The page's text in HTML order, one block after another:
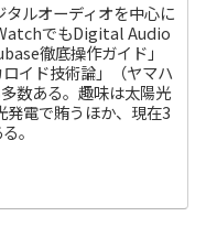
ルオーディオを中心に
でもDigital Audio
徹底操作ガイド」
イド技術論」（ヤマハ
数ある。趣味は太陽光
電で賄うほか、現在3
。